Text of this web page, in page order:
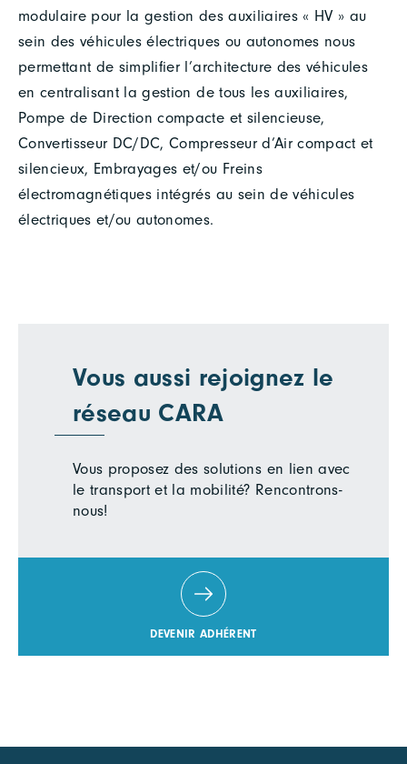
modulaire pour la gestion des auxiliaires « HV » au
sein des véhicules électriques ou autonomes nous
permettant de simplifier l’architecture des véhicules
en centralisant la gestion de tous les auxiliaires,
Pompe de Direction compacte et silencieuse,
Convertisseur DC/DC, Compresseur d’Air compact et
silencieux, Embrayages et/ou Freins
électromagnétiques intégrés au sein de véhicules
électriques et/ou autonomes.
Vous aussi rejoignez le
réseau CARA
Vous proposez des solutions en lien avec
le transport et la mobilité? Rencontrons-
nous!
DEVENIR ADHÉRENT